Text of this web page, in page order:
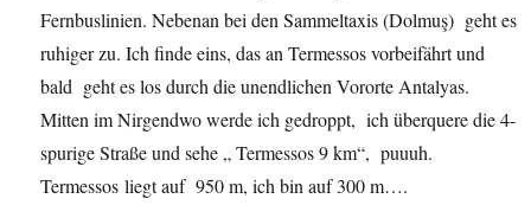
Fernbuslinien. Nebenan bei den Sammeltaxis (Dolmuş) geht es
ruhiger zu. Ich finde eins, das an Termessos vorbeifährt und
bald geht es los durch die unendlichen Vororte Antalyas.
Mitten im Nirgendwo werde ich gedroppt, ich überquere die 4-
spurige Straße und sehe „ Termessos 9 km“, puuuh.
Termessos liegt auf 950 m, ich bin auf 300 m….